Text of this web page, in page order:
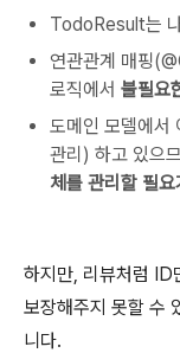
TodoResult는
연관관계 매핑
로직에서 불필요
도메인 모델에서
관리) 하고 있으
체를 관리할 필
하지만, 리뷰처럼 ID
보장해주지 못할 수
니다.